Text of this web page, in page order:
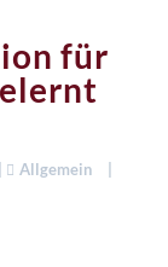
für
Allgemein